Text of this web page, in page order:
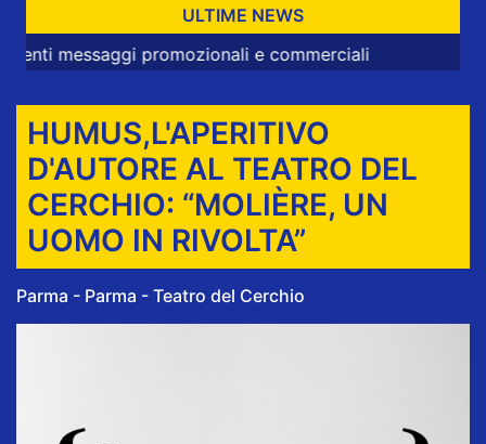
ULTIME NEWS
promozionali e commerciali
HUMUS,L'APERITIVO
D'AUTORE AL TEATRO DEL
CERCHIO: “MOLIÈRE, UN
UOMO IN RIVOLTA”
Parma - Parma - Teatro del Cerchio